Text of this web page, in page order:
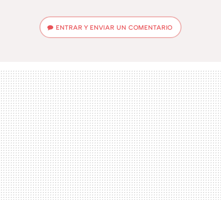
ENTRAR Y ENVIAR UN COMENTARIO